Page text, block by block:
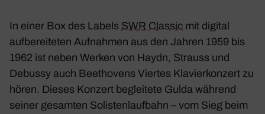
In einer Box des Labels SWR Classic mit digital
aufbe­rei­teten Aufnahmen aus den Jahren 1959 bis
1962 ist neben Werken von Haydn, Strauss und
Debussy auch Beet­ho­vens Viertes Klavier­kon­zert zu
hören. Dieses Konzert beglei­tete Gulda während
seiner gesamten Solis­ten­lauf­bahn – vom Sieg beim